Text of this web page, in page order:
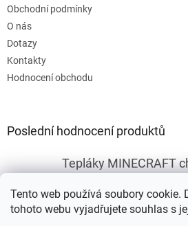
Tento web používá soubory cookie.
tohoto webu vyjadřujete souhlas s
Obchodní podmínky
O nás
Dotazy
Kontakty
Hodnocení obchodu
Poslední hodnocení produktů
Tepláky MINECRAFT